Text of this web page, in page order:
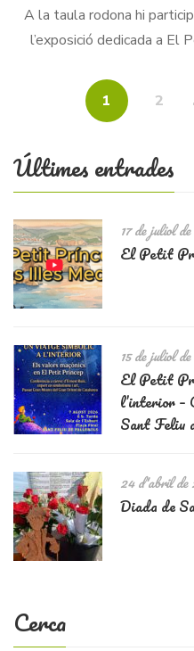
A la taula rodona hi
l’exposició dedicada a El
dialectes i varietats
1 2
Últimes entrades
17 de juliol
El Petit
15 de juliol
El Petit
l’interior –
Sant Feliu
24 d'abril de
Diada de
Cerca